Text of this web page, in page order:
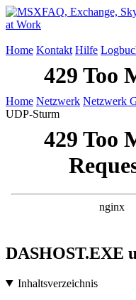
Home Kontakt Hilfe
Home Netzwerk Netzwerk
UDP-Sturm
DASHOST.EXE
Inhaltsverzeichnis